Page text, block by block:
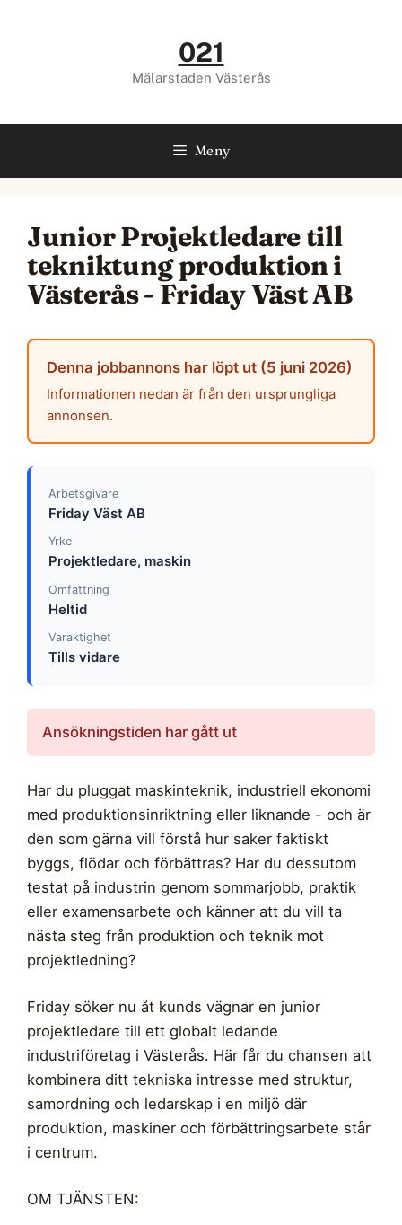
021
Mälarstaden Västerås
Meny
Junior Projektledare till
tekniktung produktion i
Västerås - Friday Väst AB
Denna jobbannons har löpt ut (5 juni 2026)
Informationen nedan är från den ursprungliga
annonsen.
Arbetsgivare
Friday Väst AB
Yrke
Projektledare, maskin
Omfattning
Heltid
Varaktighet
Tills vidare
Ansökningstiden har gått ut
Har du pluggat maskinteknik, industriell ekonomi
med produktionsinriktning eller liknande - och är
den som gärna vill förstå hur saker faktiskt
byggs, flödar och förbättras? Har du dessutom
testat på industrin genom sommarjobb, praktik
eller examensarbete och känner att du vill ta
nästa steg från produktion och teknik mot
projektledning?
Friday söker nu åt kunds vägnar en junior
projektledare till ett globalt ledande
industriföretag i Västerås. Här får du chansen att
kombinera ditt tekniska intresse med struktur,
samordning och ledarskap i en miljö där
produktion, maskiner och förbättringsarbete står
i centrum.
OM TJÄNSTEN: